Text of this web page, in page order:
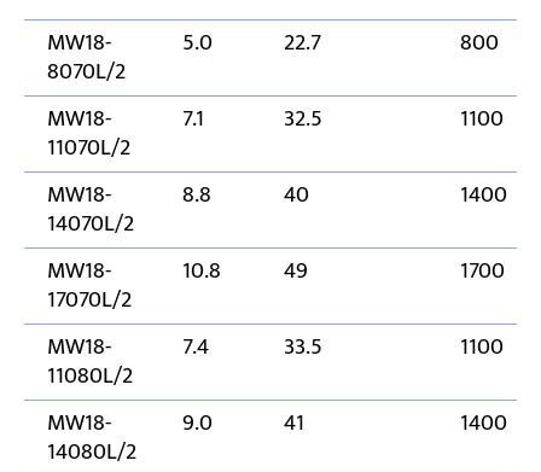
MW18-
8070L/2
5.0 22.7 800
MW18-
11070L/2
7.1 32.5 1100
MW18-
14070L/2
8.8 40 1400
MW18-
17070L/2
10.8 49 1700
MW18-
11080L/2
7.4 33.5 1100
MW18-
14080L/2
9.0 41 1400